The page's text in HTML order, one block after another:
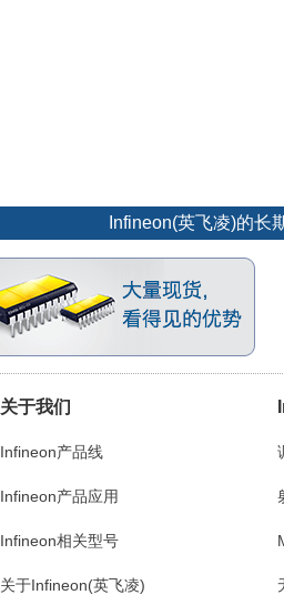
Infineon(英飞凌)的长
关于我们
Infineon产品线
Infineon产品应用
Infineon相关型号
关于Infineon(英飞凌)